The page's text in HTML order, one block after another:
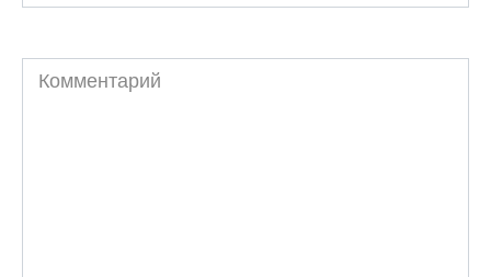
Комментарий